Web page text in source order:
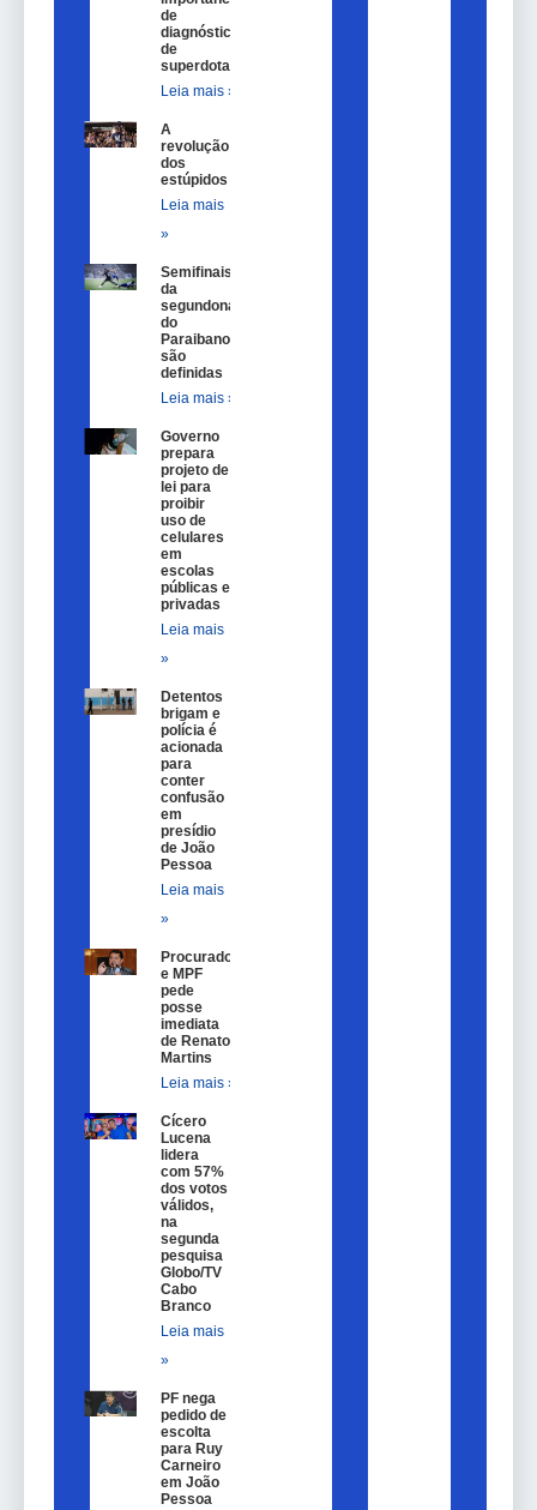
de
diagnóstico
de
superdotação
Leia mais »
A
revolução
dos
estúpidos
Leia mais
»
Semifinais
da
segundona
do
Paraibano
são
definidas
Leia mais »
Governo
prepara
projeto de
lei para
proibir
uso de
celulares
em
escolas
públicas e
privadas
Leia mais
»
Detentos
brigam e
polícia é
acionada
para
conter
confusão
em
presídio
de João
Pessoa
Leia mais
»
Procurador
e MPF
pede
posse
imediata
de Renato
Martins
Leia mais »
Cícero
Lucena
lidera
com 57%
dos votos
válidos,
na
segunda
pesquisa
Globo/TV
Cabo
Branco
Leia mais
»
PF nega
pedido de
escolta
para Ruy
Carneiro
em João
Pessoa